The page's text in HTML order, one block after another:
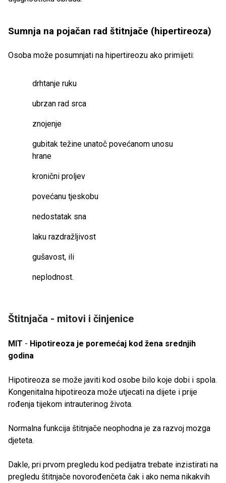
Sumnja na pojačan rad štitnjače (hipertireoza)
Osoba može posumnjati na hipertireozu ako primijeti:
drhtanje ruku
ubrzan rad srca
znojenje
gubitak težine unatoč povećanom unosu
hrane
kronični proljev
povećanu tjeskobu
nedostatak sna
laku razdražljivost
gušavost, ili
neplodnost.
Štitnjača - mitovi i činjenice
MIT - Hipotireoza je poremećaj kod žena srednjih
godina
Hipotireoza se može javiti kod osobe bilo koje dobi i spola.
Kongenitalna hipotireoza može utjecati na dijete i prije
rođenja tijekom intrauterinog života.
Normalna funkcija štitnjače neophodna je za razvoj mozga
djeteta.
Dakle, pri prvom pregledu kod pedijatra trebate inzistirati na
pregledu štitnjače novorođenčeta čak i ako nema nikakvih